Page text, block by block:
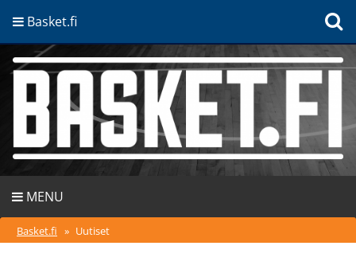
Basket.fi
MENU
Basket.fi » Uutiset